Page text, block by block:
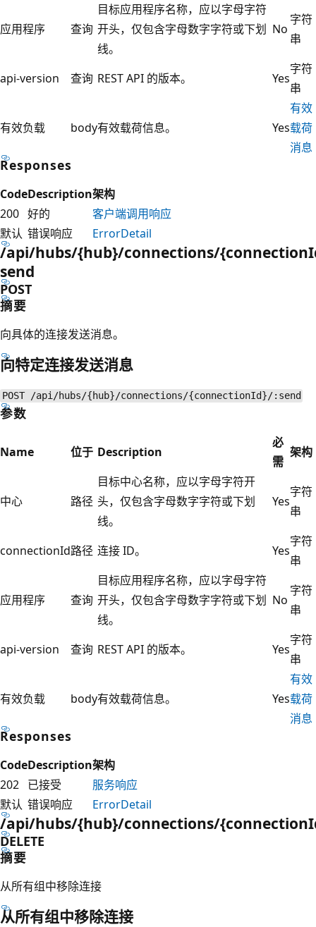
应用程序 查询
目标应用程序名称，应以字母字符
开头，仅包含字母数字字符或下划
线。
No
字符
串
api-version 查询 REST API 的版本。 Yes
字符
串
有效负载 body有效载荷信息。 Yes
有效
载荷
消息
Responses
CodeDescription架构
200 好的
客户端调用响应
默认 错误响应 ErrorDetail
/api/hubs/{hub}/connections/
send
POST
摘要
向具体的连接发送消息。
向特定连接发送消息
POST /api/hubs/{hub}/connections/{connectionId}/:send
参数
Name 位于 Description
必
需
架构
中心 路径
目标中心名称，应以字母字符开
头，仅包含字母数字字符或下划
线。
Yes
字符
串
connectionId路径 连接 ID。 Yes
字符
串
应用程序 查询
目标应用程序名称，应以字母字符
开头，仅包含字母数字字符或下划
线。
No
字符
串
api-version 查询 REST API 的版本。 Yes
字符
串
有效负载 body有效载荷信息。 Yes
有效
载荷
消息
Responses
CodeDescription架构
202 已接受
服务响应
默认 错误响应 ErrorDetail
/api/hubs/{hub}/connections/
DELETE
摘要
从所有组中移除连接
从所有组中移除连接